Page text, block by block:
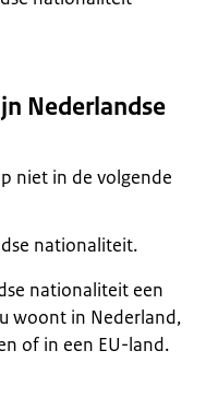
Nederlandse
niet in de volgende
nationaliteit.
nationaliteit een
woont in Nederland,
of in een EU-land.